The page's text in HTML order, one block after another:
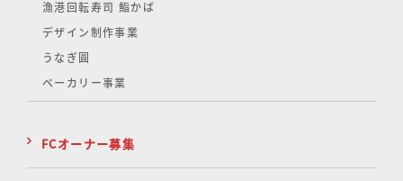
漁港回転寿司 鮨かば
デザイン制作事業
うなぎ圓
ベーカリー事業
FCオーナー募集